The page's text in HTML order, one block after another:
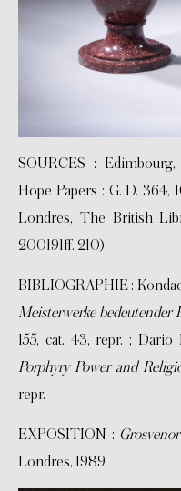
SOURCES :
Hope Papers : G. D. 364,
Londres, The British
200191ff. 210).
BIBLIOGRAPHIE :
Meisterwerke bedeutender
155, cat. 43, repr. ; Dario
Porphyry Power and
repr.
EXPOSITION :
Londres, 1989.